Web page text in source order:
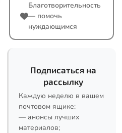
Благотворительность
— помочь
нуждающимся
Подписаться на
рассылку
Каждую неделю в вашем
почтовом ящике:
— анонсы лучших
материалов;